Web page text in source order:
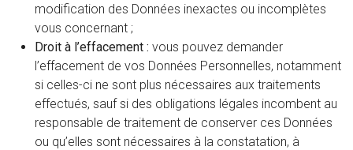
modification des Données inexactes ou incomplètes
vous concernant ;
Droit à l’effacement : vous pouvez demander
l’effacement de vos Données Personnelles, notamment
si celles-ci ne sont plus nécessaires aux traitements
effectués, sauf si des obligations légales incombent au
responsable de traitement de conserver ces Données
ou qu’elles sont nécessaires à la constatation, à